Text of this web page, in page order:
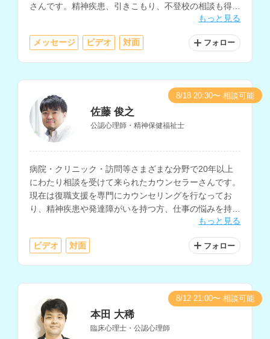
さんです。精神疾患、引きこもり、不登校の相談も得意
とされており、放課後等デイサービスの心理士としても
もっと見る
メッセージ ビデオ 対面 フォロー
佐藤 俊之
公認心理師・精神保健福祉士
病院・クリニック・訪問等さまざまな分野で20年以上
にわたり相談を受けて来られたカウンセラーさんです。
現在は復職支援を専門にカウンセリングを行なってお
り、精神疾患や発達障がいを持つ方、仕事の悩みを持つ
方などに対し、認知行動療法や心理教育なども用いなが
ら、一人ひとりに合わせたカウンセリングを行なってく
れます。
もっと見る
ビデオ 対面 フォロー
8/18 20:30〜 相談可能
本田 大稀
臨床心理士・公認心理師
8/12 21:00〜 相談可能